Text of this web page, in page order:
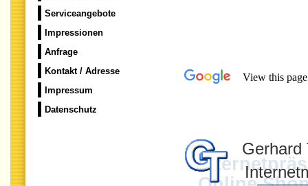
Serviceangebote
Impressionen
Anfrage
Kontakt / Adresse
Impressum
Datenschutz